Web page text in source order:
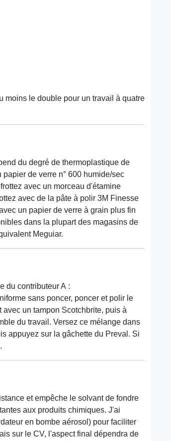
moins le double pour un travail à quatre
du degré de thermoplastique de
de verre n° 600 humide/sec
avec un morceau d'étamine
avec de la pâte à polir 3M Finesse
un papier de verre à grain plus fin
dans la plupart des magasins de
Meguiar.
du contributeur A :
sans poncer, poncer et polir le
un tampon Scotchbrite, puis à
du travail. Versez ce mélange dans
appuyez sur la gâchette du Preval. Si
et empêche le solvant de fondre
aux produits chimiques. J'ai
en bombe aérosol) pour faciliter
sur le CV, l'aspect final dépendra de